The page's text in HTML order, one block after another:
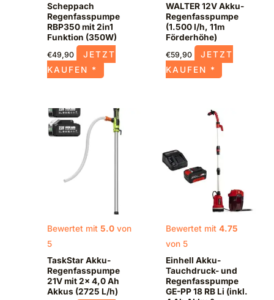
Scheppach
Regenfasspumpe
RBP350 mit 2in1
Funktion (350W)
€49,90
JETZT
KAUFEN *
WALTER 12V Akku-
Regenfasspumpe
(1.500 l/h, 11m
Förderhöhe)
€59,90
JETZT
KAUFEN *
Bewertet mit5.0 von
5
TaskStar Akku-
Regenfasspumpe
21V mit 2x 4,0 Ah
Akkus (2725 L/h)
Bewertet mit 4.75
von 5
Einhell Akku-
Tauchdruck- und
Regenfasspumpe
GE-PP 18 RB Li (inkl.